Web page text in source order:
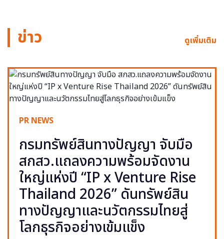
ข่าว ดูเพิ่มเติม
PR NEWS
กรมทรัพย์สินทางปัญญา จับมือ
สกสว.แถลงความพร้อมจัดงาน
ใหญ่แห่งปี “IP x Venture Rise
Thailand 2026” ดันทรัพย์สิน
ทางปัญญาและนวัตกรรมไทยสู่
โลกธุรกิจอย่างเข้มแข็ง